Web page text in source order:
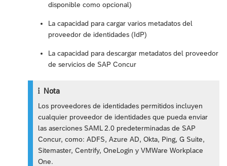
disponible como opcional)
La capacidad para cargar varios metadatos del
proveedor de identidades (IdP)
La capacidad para descargar metadatos del proveedor
de servicios de SAP Concur
Nota
Los proveedores de identidades permitidos incluyen
cualquier proveedor de identidades que pueda enviar
las aserciones SAML 2.0 predeterminadas de SAP
Concur, como: ADFS, Azure AD, Okta, Ping, G Suite,
Sitemaster, Centrify, OneLogin y VMWare Workplace
One.